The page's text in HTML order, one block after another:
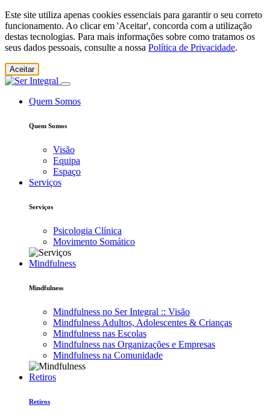
Este site utiliza apenas cookies essenciais para garantir o seu correto
funcionamento. Ao clicar em 'Aceitar', concorda com a utilização
destas tecnologias. Para mais informações sobre como tratamos os
seus dados pessoais, consulte a nossa Política de Privacidade.
Aceitar
Quem Somos
Quem Somos
Visão
Equipa
Espaço
Serviços
Serviços
Psicologia Clínica
Movimento Somático
Mindfulness
Mindfulness
Mindfulness no Ser Integral :: Visão
Mindfulness Adultos, Adolescentes & Crianças
Mindfulness nas Escolas
Mindfulness nas Organizações e Empresas
Mindfulness na Comunidade
Retiros
Retiros